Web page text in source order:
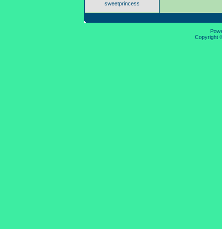
sweetprincess
Copyright